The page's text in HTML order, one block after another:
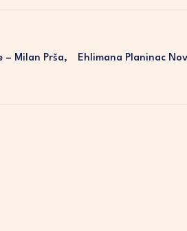
– Milan Prša,
Ehlimana Planinac